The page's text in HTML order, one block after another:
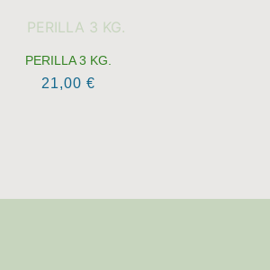
PERILLA 3 KG.
21,00 €